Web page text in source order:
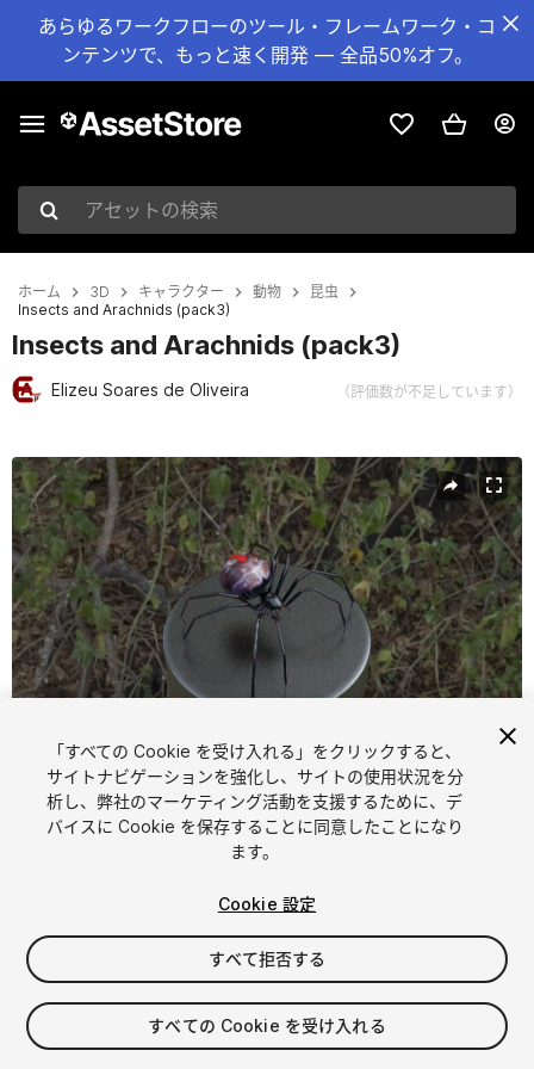
あらゆるワークフローのツール・フレームワーク・コ
ンテンツで、もっと速く開発 — 全品50%オフ。
アセットの検索
ホーム 3D キャラクター 動物
昆虫
Insects and Arachnids (pack3)
Insects and Arachnids (pack3)
Elizeu Soares de Oliveira （評価数が不足しています）
現在のスライド：1 / 5
1 /5
$8.99
消費税は決済時に計算されます
「すべての Cookie を受け入れる」をクリックすると、
サイトナビゲーションを強化し、サイトの使用状況を分
析し、弊社のマーケティング活動を支援するために、デ
バイスに Cookie を保存することに同意したことになり
ます。
Cookie 設定
すべて拒否する
すべての Cookie を受け入れる